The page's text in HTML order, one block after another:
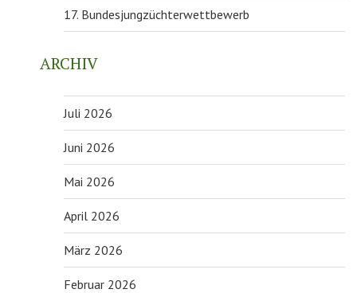
17. Bundesjungzüchterwettbewerb
ARCHIV
Juli 2026
Juni 2026
Mai 2026
April 2026
März 2026
Februar 2026